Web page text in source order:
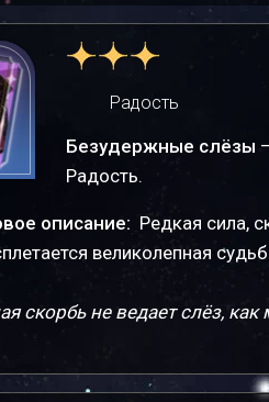
Радость
Безудержные слёзы
Радость.
описание: Редкая сила,
великолепная
скорбь не ведает слёз,